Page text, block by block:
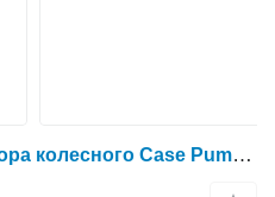
Гидроцилиндр для трактора колесного Case Puma 185